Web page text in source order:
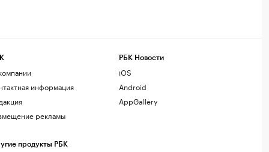
информация
рекламы
продукты РБК
РБК Новости
iOS
Android
AppGallery